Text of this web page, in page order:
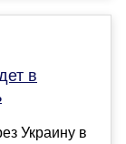
в
Украину в